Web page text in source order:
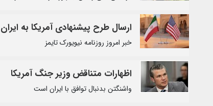
ارسال طرح پیشنهادی آمریکا به ایران
خبر امروز روزنامه نیویورک تایمز
اظهارات متناقض وزیر جنگ آمریکا
واشنگتن بدنبال توافق با ایران است